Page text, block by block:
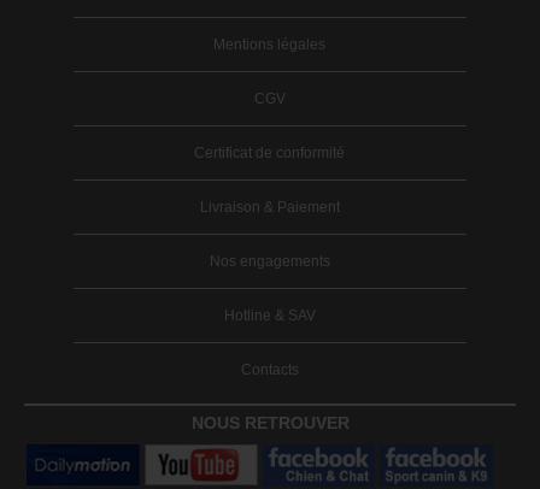
Mentions légales
CGV
Certificat de conformité
Livraison & Paiement
Nos engagements
Hotline & SAV
Contacts
NOUS RETROUVER